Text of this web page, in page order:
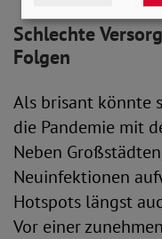
Schlechte
Folgen
Als brisant könnte
die Pandemie mit
Neben
Neuinfektionen
Hotspots längst
Vor einer